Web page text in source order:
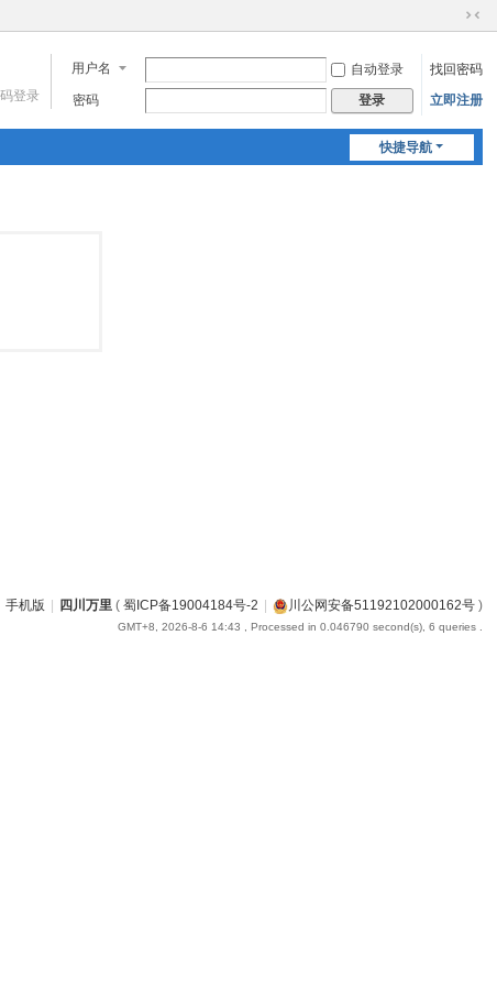
切
到
窄
用户名 自动登录
找回密码
密码
登录 立即注册
登录
快捷导航
手机版 四川万里( 蜀ICP备19004184号-2 川公网安备51192102000162号)
GMT+8, 2026-8-6 14:43 , Processed in 0.046790 second(s), 6 queries .